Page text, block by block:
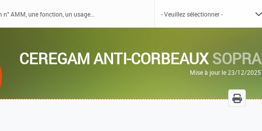
CEREGAM ANTI-CORBEAUXSOPRA
Mise à jour le 23/12/2025